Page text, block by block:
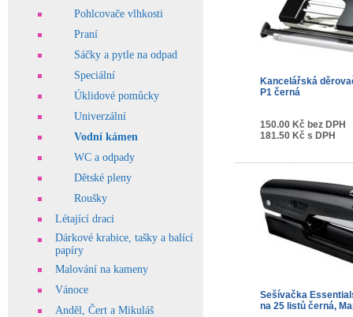
Pohlcovače vlhkosti
Praní
Sáčky a pytle na odpad
Speciální
Úklidové pomůcky
Univerzální
Vodní kámen
WC a odpady
Dětské pleny
Roušky
Létající draci
Dárkové krabice, tašky a balící
papíry
Malování na kameny
Vánoce
Anděl, Čert a Mikuláš
Kancelářská
P1 černá
150.00 Kč bez DPH
181.50 Kč s DPH
Sešívačka
na 25 listů černá,